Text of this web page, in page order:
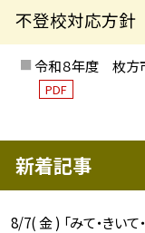
不登校対応方針
令和８年度 枚方
PDF
新着記事
8/7( 金 ) 「みて・きいて